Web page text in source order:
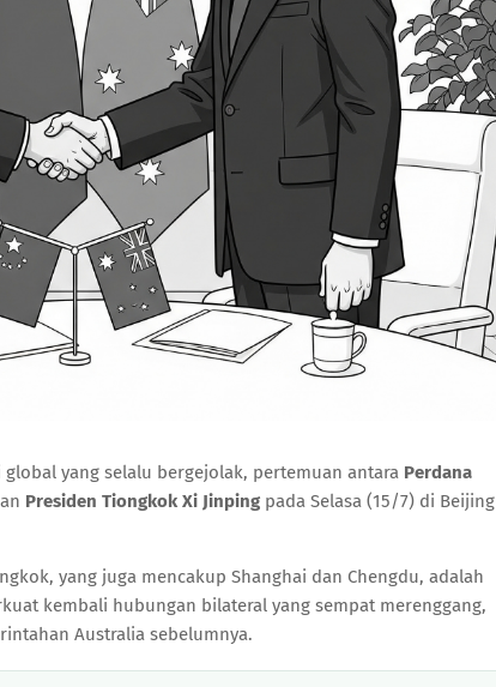
yang selalu bergejolak, pertemuan antara Perdana
Presiden Tiongkok Xi Jinping pada Selasa (15/7) di Beijing
yang juga mencakup Shanghai dan Chengdu, adalah
kembali hubungan bilateral yang sempat merenggang,
Australia sebelumnya.